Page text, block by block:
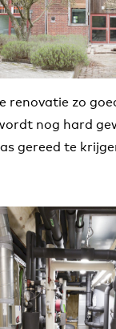
renovatie zo
nog hard
gereed te